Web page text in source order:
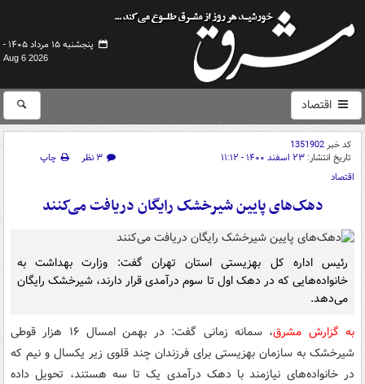
پنجشنبه ۱۵ مرداد ۱۴۰۵ -
Aug 6 2026
اقتصاد
کد خبر1351902
تاریخ انتشار: ۲۳ اسفند ۱۴۰۰ - ۱۱:۱۲ ۳ نظر
چاپ
اقتصاد
دهک‌های پایین شیرخشک رایگان دریافت می‌کنند
رئیس اداره کل بهزیستی استان تهران گفت: وزارت بهداشت به
خانواده‌هایی که در دهک‌ اول تا سوم درآمدی قرار دارند، شیرخشک رایگان
می‌دهد.
به گزارش مشرق
،‌ سمانه زمانی گفت: در بهمن امسال ۱۶ هزار قوطی
شیرخشک به سازمان بهزیستی برای فرزندان چند قلوی زیر یکسال و نیم که
در خانواده‌های نیازمند با دهک درآمدی یک تا سه هستند، تحویل داده